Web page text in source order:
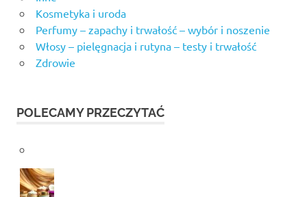
Kosmetyka i uroda
Perfumy – zapachy i trwałość – wybór i noszenie
Włosy – pielęgnacja i rutyna – testy i trwałość
Zdrowie
POLECAMY PRZECZYTAĆ